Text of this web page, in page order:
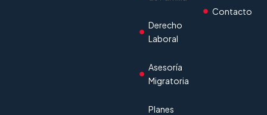
Derecho
Laboral
Asesoría
Migratoria
Planes
Contacto